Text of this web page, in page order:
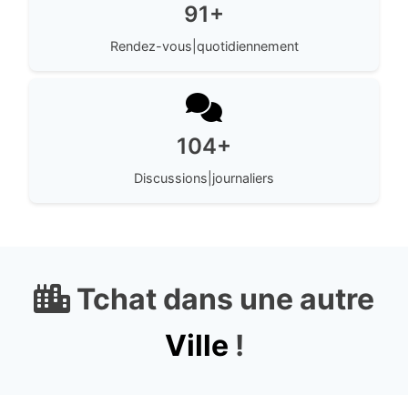
91+
Rendez-vous|quotidiennement
104+
Discussions|journaliers
Tchat dans une autre
Ville !